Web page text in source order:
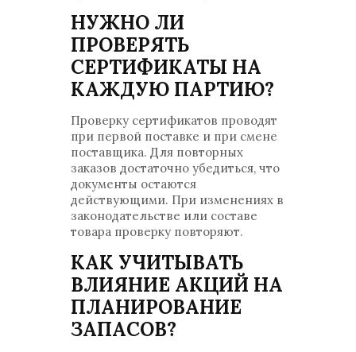
НУЖНО ЛИ
ПРОВЕРЯТЬ
СЕРТИФИКАТЫ НА
КАЖДУЮ ПАРТИЮ?
Проверку сертификатов проводят
при первой поставке и при смене
поставщика. Для повторных
заказов достаточно убедиться, что
документы остаются
действующими. При изменениях в
законодательстве или составе
товара проверку повторяют.
КАК УЧИТЫВАТЬ
ВЛИЯНИЕ АКЦИЙ НА
ПЛАНИРОВАНИЕ
ЗАПАСОВ?